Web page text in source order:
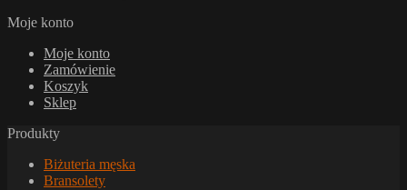
Moje konto
Moje konto
Zamówienie
Koszyk
Sklep
Produkty
Biżuteria męska
Bransolety